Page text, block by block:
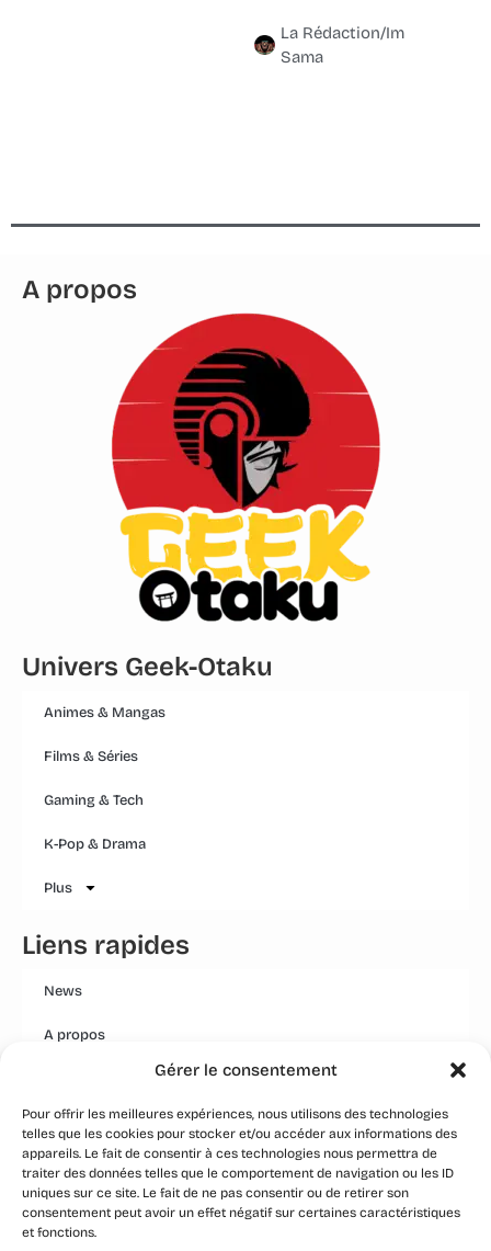
Gérer le consentement
Pour offrir les meilleures expériences, nous utilisons des technologies
telles que les cookies pour stocker et/ou accéder aux informations des
appareils. Le fait de consentir à ces technologies nous permettra de
traiter des données telles que le comportement de navigation ou les ID
uniques sur ce site. Le fait de ne pas consentir ou de retirer son
consentement peut avoir un effet négatif sur certaines caractéristiques
et fonctions.
La Rédaction/Im
Sama
A propos
Univers Geek-Otaku
Animes & Mangas
Films & Séries
Gaming & Tech
K-Pop & Drama
Plus
Liens rapides
News
A propos
Mentions légales
Conditions générales
Politique Qualité Groupe
Event